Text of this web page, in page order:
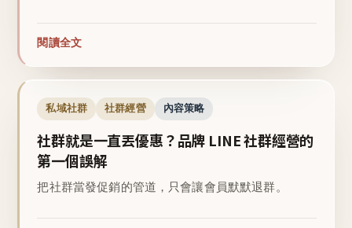
閱讀全文
私域社群 社群經營 內容策略
社群就是一直丟優惠？品牌 LINE 社群經營的
第一個誤解
把社群當發促銷的管道，只會讓會員默默退群。